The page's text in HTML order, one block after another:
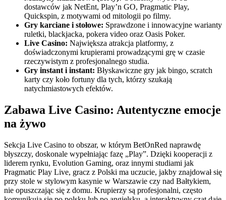
dostawców jak NetEnt, Play’n GO, Pragmatic Play,
Quickspin, z motywami od mitologii po filmy.
Gry karciane i stołowe: Sprawdzone i innowacyjne warianty
ruletki, blackjacka, pokera video oraz Oasis Poker.
Live Casino: Największa atrakcja platformy, z
doświadczonymi krupierami prowadzącymi grę w czasie
rzeczywistym z profesjonalnego studia.
Gry instant i instant: Błyskawiczne gry jak bingo, scratch
karty czy koło fortuny dla tych, którzy szukają
natychmiastowych efektów.
Zabawa Live Casino: Autentyczne emocje
na żywo
Sekcja Live Casino to obszar, w którym BetOnRed naprawdę
błyszczy, doskonale wypełniając fazę „Play”. Dzięki kooperacji z
liderem rynku, Evolution Gaming, oraz innymi studiami jak
Pragmatic Play Live, gracz z Polski ma uczucie, jakby znajdował się
przy stole w stylowym kasynie w Warszawie czy nad Bałtykiem,
nie opuszczając się z domu. Krupierzy są profesjonalni, często